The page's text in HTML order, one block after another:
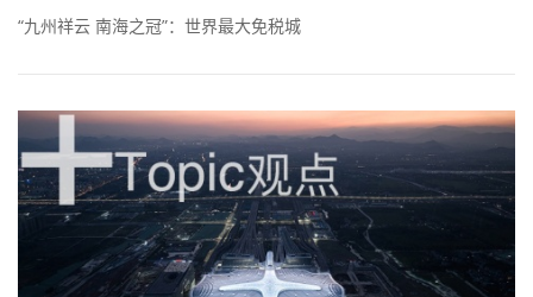
“九州祥云 南海之冠”：世界最大免税城